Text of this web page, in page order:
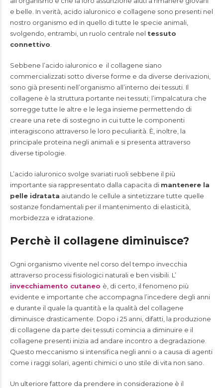
e belle. In verità, acido ialuronico e collagene sono presenti nel
nostro organismo ed in quello di tutte le specie animali,
svolgendo, entrambi, un ruolo centrale nel tessuto
connettivo
Sebbene l’acido ialuronico e il collagene siano
commercializzati sotto diverse forme e da diverse derivazioni,
sono già presenti nell’organismo all’interno dei tessuti. Il
collagene è la struttura portante nei tessuti; l’impalcatura che
sorregge tutte le altre e le lega insieme permettendo di
creare una rete di sostegno in cui tutte le componenti
interagiscono attraverso le loro peculiarità. È, inoltre, la
principale proteina negli animali e si presenta attraverso
diverse tipologie.
L’acido ialuronico svolge svariati ruoli sebbene il più
importante sia rappresentato dalla capacita di mantenere la
pelle idratata aiutando le cellule a sintetizzare tutte quelle
sostanze fondamentali per il mantenimento di elasticità,
morbidezza e idratazione.
Perchè il collagene diminuisce?
Ogni organismo vivente nel corso del tempo invecchia
attraverso processi fisiologici naturali e ben visibili. L’
invecchiamento cutaneo è, di certo, il fenomeno più
evidente e importante che accompagna l’incedere degli anni
e durante il quale la quantità e la qualità del collagene
diminuisce drasticamente. Dopo i 25 anni, difatti, la produzione
di collagene da parte dei tessuti comincia a diminuire e il
collagene presenti inizia ad andare incontro a degradazione.
Questo meccanismo si intensifica negli anni o a causa di agenti
come i raggi solari, agenti chimici o uno stile di vita non sano.
Un ulteriore fattore da prendere in considerazione è il